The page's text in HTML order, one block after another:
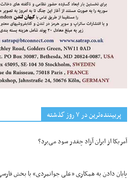
پربیننده‌ترین‌ در ۷ روز گذشته
آمریکا از ایران آزاد چقدر سود می‌برد؟
پایان دادن به همکاری «علی جوانمردی» با بخش